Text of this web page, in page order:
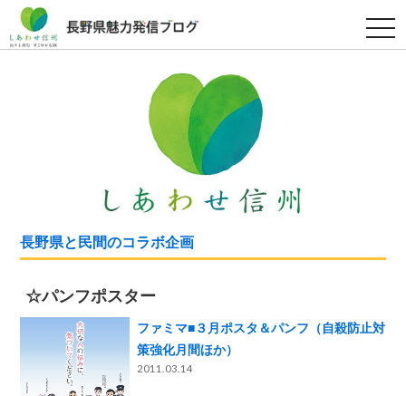
t
o
g
長野県と民間のコラボ企画
☆パンフポスター
ファミマ■３月ポスタ＆パンフ（自殺防止対
策強化月間ほか）
2011.03.14